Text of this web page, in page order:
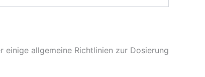
allgemeine Richtlinien zur Dosierung